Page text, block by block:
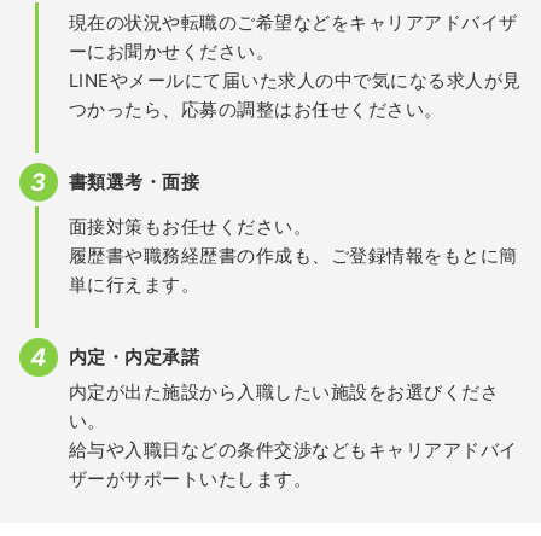
現在の状況や転職のご希望などをキャリアアドバイザ
ーにお聞かせください。
LINEやメールにて届いた求人の中で気になる求人が見
つかったら、応募の調整はお任せください。
書類選考・面接
面接対策もお任せください。
履歴書や職務経歴書の作成も、ご登録情報をもとに簡
単に行えます。
内定・内定承諾
内定が出た施設から入職したい施設をお選びくださ
い。
給与や入職日などの条件交渉などもキャリアアドバイ
ザーがサポートいたします。